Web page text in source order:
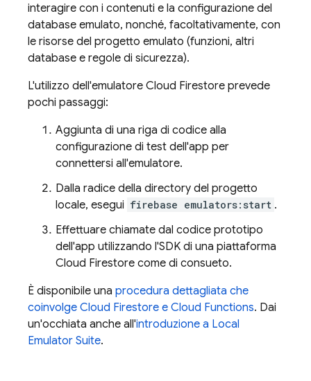
interagire con i contenuti e la configurazione del
database emulato, nonché, facoltativamente, con
le risorse del progetto emulato (funzioni, altri
database e regole di sicurezza).
L'utilizzo dell'emulatore Cloud Firestore prevede
pochi passaggi:
Aggiunta di una riga di codice alla
configurazione di test dell'app per
connettersi all'emulatore.
Dalla radice della directory del progetto
locale, esegui firebase emulators:start .
Effettuare chiamate dal codice prototipo
dell'app utilizzando l'SDK di una piattaforma
Cloud Firestore come di consueto.
È disponibile una procedura dettagliata che
coinvolge Cloud Firestore e Cloud Functions. Dai
un'occhiata anche all'introduzione a Local
Emulator Suite.